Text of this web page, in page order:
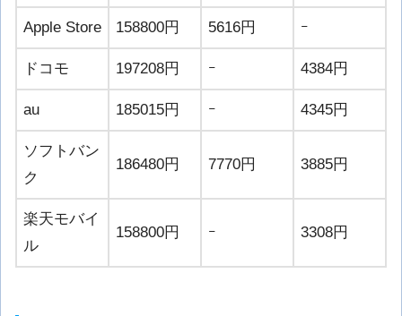
Apple Store 158800円 5616円 ｰ
ドコモ 197208円 ｰ 4384円
au 185015円 ｰ 4345円
ソフトバン
ク
186480円 7770円 3885円
楽天モバイ
ル
158800円 ｰ 3308円